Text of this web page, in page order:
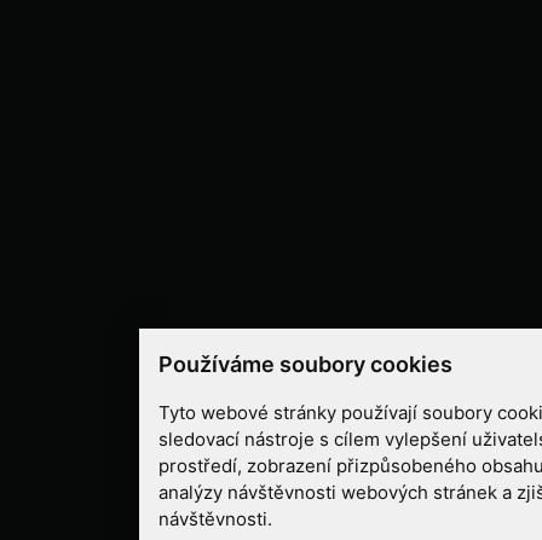
Používáme soubory cookies
Tyto webové stránky používají soubory
sledovací nástroje s cílem vylepšení
prostředí, zobrazení přizpůsobeného
analýzy návštěvnosti webových stránek a
návštěvnosti.